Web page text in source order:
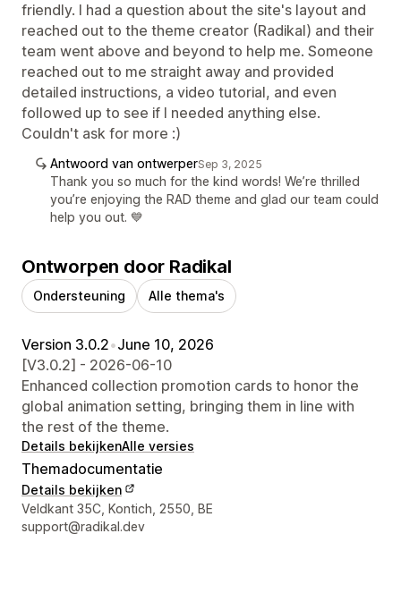
friendly. I had a question about the site's layout and
reached out to the theme creator (Radikal) and their
team went above and beyond to help me. Someone
reached out to me straight away and provided
detailed instructions, a video tutorial, and even
followed up to see if I needed anything else.
Couldn't ask for more :)
Antwoord van ontwerperSep 3, 2025
Thank you so much for the kind words! We’re thrilled
you’re enjoying the RAD theme and glad our team could
help you out. 💙
Ontworpen door Radikal
Ondersteuning Alle thema's
Version 3.0.2•June 10, 2026
[V3.0.2] - 2026-06-10
Enhanced collection promotion cards to honor the
global animation setting, bringing them in line with
the rest of the theme.
Details bekijkenAlle versies
Themadocumentatie
Details bekijken
Contactgegevens ontwerper
Veldkant 35C, Kontich, 2550, BE
support@radikal.dev